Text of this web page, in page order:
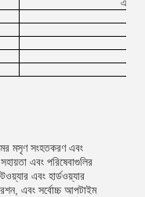
মসৃণ সংহতকরণ এবং
এবং পরিষেবাগুলির
এবং হার্ডওয়্যার
এবং সর্বোচ্চ আপটাইম